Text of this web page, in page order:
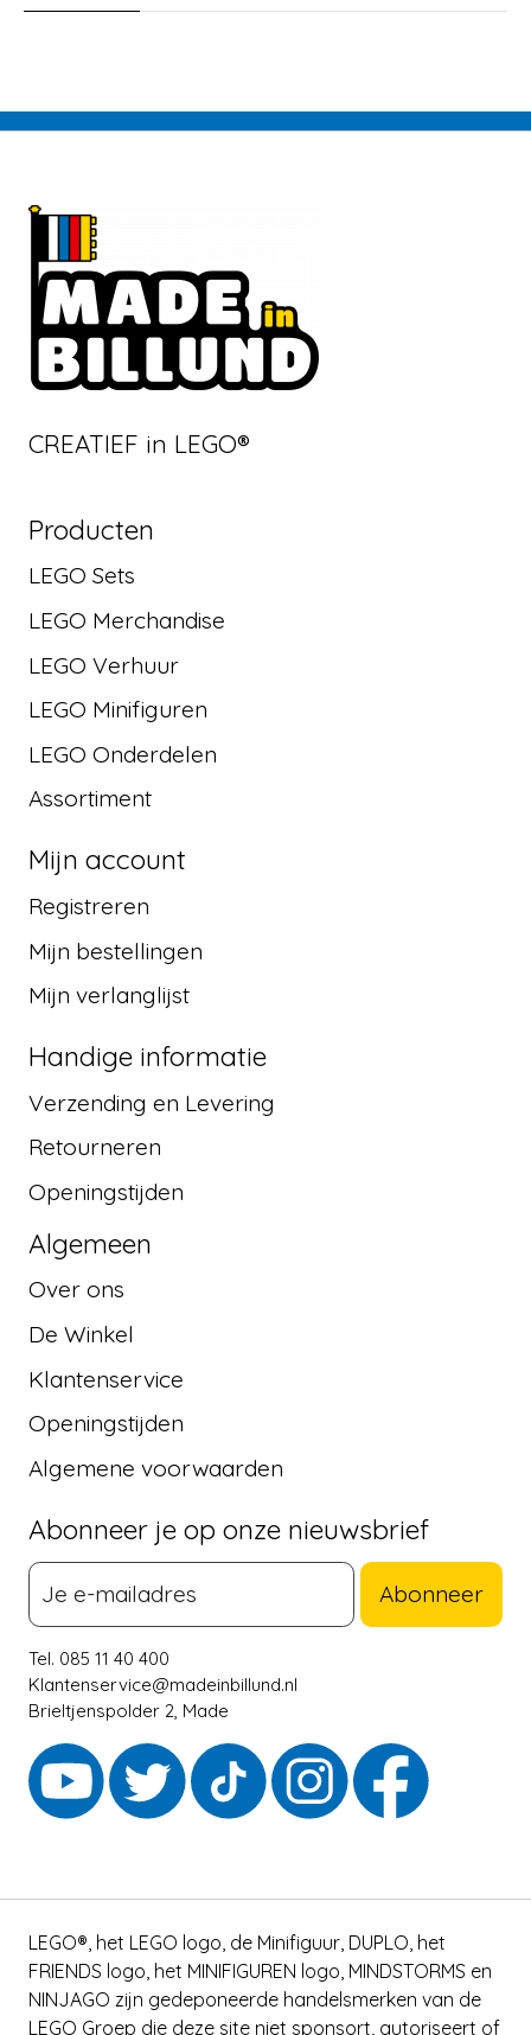
CREATIEF in LEGO®
Producten
LEGO Sets
LEGO Merchandise
LEGO Verhuur
LEGO Minifiguren
LEGO Onderdelen
Assortiment
Mijn account
Registreren
Mijn bestellingen
Mijn verlanglijst
Handige informatie
Verzending en Levering
Retourneren
Openingstijden
Algemeen
Over ons
De Winkel
Klantenservice
Openingstijden
Algemene voorwaarden
Abonneer je op onze nieuwsbrief
Abonneer
Tel. 085 11 40 400
Klantenservice@madeinbillund.nl
Brieltjenspolder 2, Made
LEGO®, het LEGO logo, de Minifiguur, DUPLO, het
FRIENDS logo, het MINIFIGUREN logo, MINDSTORMS en
NINJAGO zijn gedeponeerde handelsmerken van de
LEGO Groep die deze site niet sponsort, autoriseert of